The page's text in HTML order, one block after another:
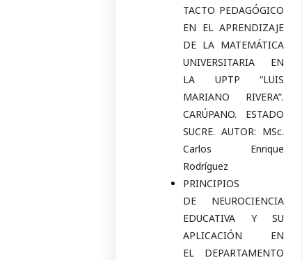
TACTO PEDAGÓGICO
EN EL APRENDIZAJE
DE LA MATEMÁTICA
UNIVERSITARIA EN
LA UPTP “LUIS
MARIANO RIVERA”.
CARÚPANO. ESTADO
SUCRE. AUTOR: MSc.
Carlos Enrique
Rodríguez
PRINCIPIOS
DE NEUROCIENCIA
EDUCATIVA Y SU
APLICACIÓN EN
EL DEPARTAMENTO